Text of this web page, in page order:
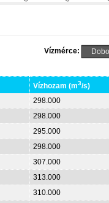
Vízmérce:
Vízhozam (m3/s)
298.000
298.000
295.000
298.000
307.000
313.000
310.000